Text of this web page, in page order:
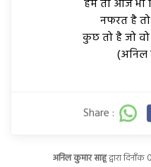
हम तो आज भी
नफरत है
कुछ तो है जो
(अनिल
Share :
अनिल कुमार साहूद्वारा